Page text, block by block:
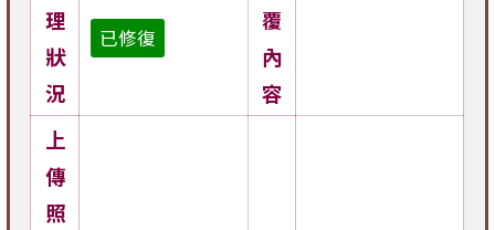
理
狀
況
已修復
覆
內
容
上
傳
照